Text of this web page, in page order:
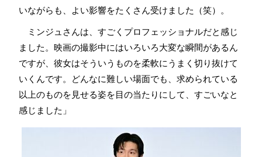
いながらも、よい影響をたくさん受けました（笑）。
ミンジュさんは、すごくプロフェッショナルだと感じ
ました。映画の撮影中にはいろいろ大変な瞬間があるん
ですが、彼女はそういうものを柔軟にうまく切り抜けて
いくんです。どんなに難しい場面でも、求められている
以上のものを見せる姿を目の当たりにして、すごいなと
感じました」